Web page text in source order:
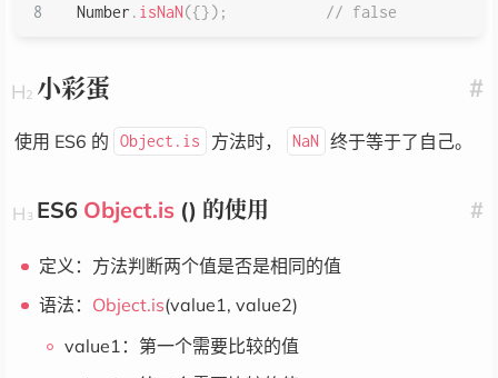
Number . isNaN({}) ; // false
#
小彩蛋
使用 ES6 的 Object.is 方法时， NaN 终于等于了自己。
#
ES6 Object.is () 的使用
定义：方法判断两个值是否是相同的值
语法： Object.is(value1, value2)
value1：第一个需要比较的值